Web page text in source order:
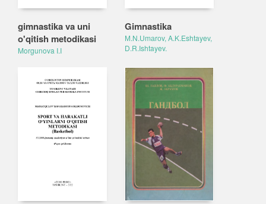
gimnastika va uni
o'qitish metodikasi
Morgunova I.I
Gimnastika
М.N.Umаrоv, A.K.Eshtayev,
D.R.Ishtayev.